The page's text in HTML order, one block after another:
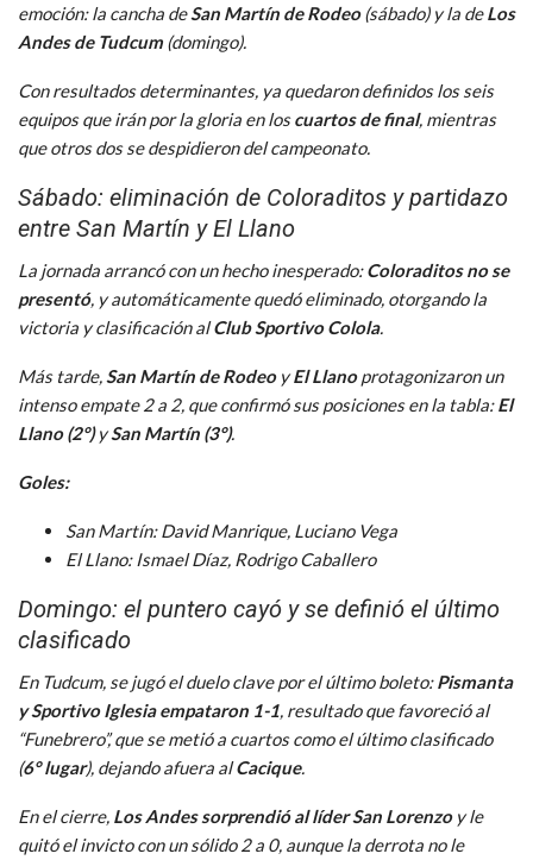
emoción: la cancha deSan Martín de Rodeo(sábado) y la deLos
Andes de Tudcum (domingo).
Con resultados determinantes, ya quedaron definidos los seis
equipos que irán por la gloria en loscuartos de final, mientras
que otros dos se despidieron del campeonato.
Sábado: eliminación de Coloraditos y partidazo
entre San Martín y El Llano
La jornada arrancó con un hecho inesperado:Coloraditos no se
presentó, y automáticamente quedó eliminado, otorgando la
victoria y clasificación alClub Sportivo Colola.
Más tarde,San Martín de RodeoyEl Llanoprotagonizaron un
intenso empate 2 a 2, que confirmó sus posiciones en la tabla:El
Llano (2°)ySan Martín (3°).
Goles:
San Martín: David Manrique, Luciano Vega
El Llano: Ismael Díaz, Rodrigo Caballero
Domingo: el puntero cayó y se definió el último
clasificado
En Tudcum, se jugó el duelo clave por el último boleto:Pismanta
y Sportivo Iglesia empataron 1-1, resultado que favoreció al
“Funebrero”, que se metió a cuartos como el último clasificado
(6° lugar), dejando afuera alCacique.
En el cierre, Los Andes sorprendió al líder San Lorenzoy le
quitó el invicto con un sólido 2 a 0, aunque la derrota no le